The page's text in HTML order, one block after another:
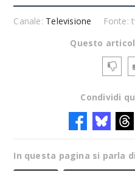
Canale: Televisione
Fonte:
Questo
Condividi
In questa pagina si parla